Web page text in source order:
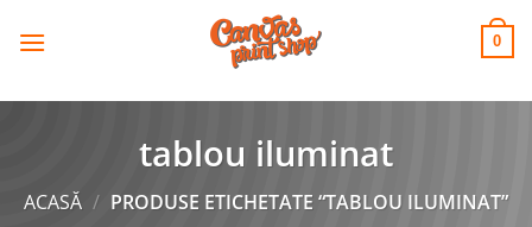
CANVAS
PRINT SHOP 0
tablou iluminat
ACASĂ / PRODUSE ETICHETATE “TABLOU ILUMINAT”